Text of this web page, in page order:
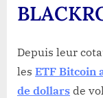
Depuis leur
les ETF Bitcoin
de dollars de